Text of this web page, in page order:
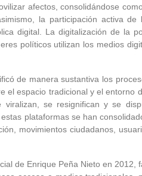
afectos, consolidándose
la participación activa
digital. La digitalización de la
políticos utilizan los medios
de manera sustantiva los
espacio tradicional y el entorno
se resignifican y se
plataformas se han
movimientos ciudadanos,
de Enrique Peña Nieto en 2012,